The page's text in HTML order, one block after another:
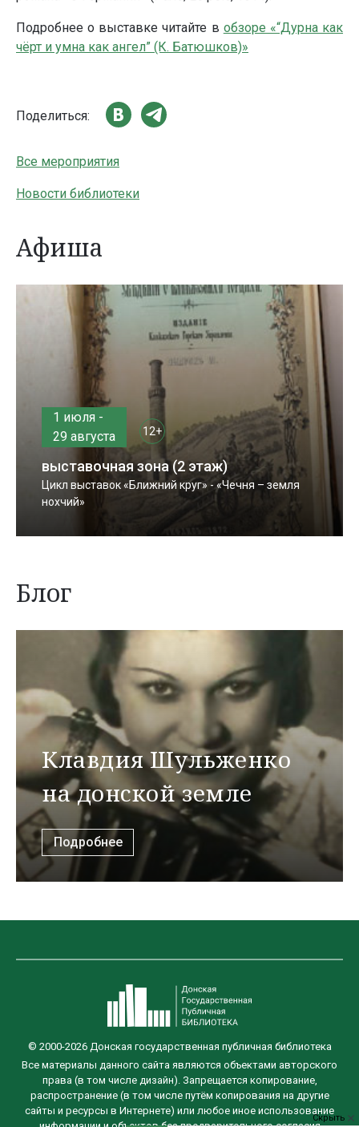
Подробнее о выставке читайте в обзоре «“Дурна как
чёрт и умна как ангел” (К. Батюшков)»
Поделиться:
Все мероприятия
Новости библиотеки
Афиша
1 июля -
29 августа
12+
выставочная зона (2 этаж)
Цикл выставок «Ближний круг» - «Чечня – земля
нохчий»
Блог
Клавдия Шульженко
на донской земле
Подробнее
Скрыть
© 2000-2026 Донская государственная публичная библиотека
Все материалы данного сайта являются объектами авторского
права (в том числе дизайн). Запрещается копирование,
распространение (в том числе путём копирования на другие
сайты и ресурсы в Интернете) или любое иное использование